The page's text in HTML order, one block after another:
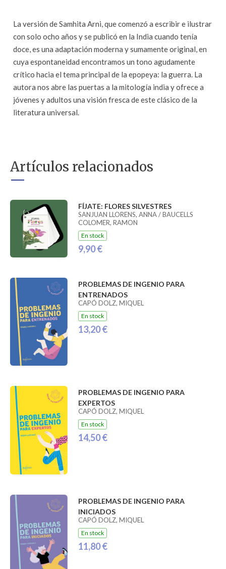
La versión de Samhita Arni, que comenzó a escribir e ilustrar
con solo ocho años y se publicó en la India cuando tenía
doce, es una adaptación moderna y sumamente original, en
cuya espontaneidad encontramos un tono agudamente
crítico hacia el tema principal de la epopeya: la guerra. La
autora nos abre las puertas a la mitología india y ofrece a
jóvenes y adultos una visión fresca de este clásico de la
literatura universal.
Artículos relacionados
FÍJATE: FLORES SILVESTRES
SANJUAN LLORENS, ANNA / BAUCELLS
COLOMER, RAMON
En stock
9,90 €
PROBLEMAS DE INGENIO PARA
ENTRENADOS
CAPÓ DOLZ, MIQUEL
En stock
13,20 €
PROBLEMAS DE INGENIO PARA
EXPERTOS
CAPÓ DOLZ, MIQUEL
En stock
14,50 €
PROBLEMAS DE INGENIO PARA
INICIADOS
CAPÓ DOLZ, MIQUEL
En stock
11,80 €